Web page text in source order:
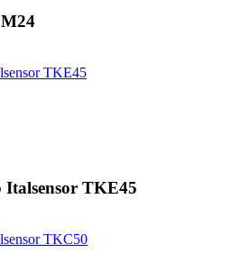
TKE45